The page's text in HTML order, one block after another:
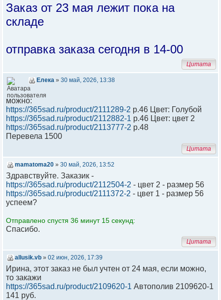
Заказ от 23 мая лежит пока на
складе
отправка заказа сегодня в 14-00
Цитата
Елека » 30 май, 2026, 13:38
можно:
https://365sad.ru/product/2111289-2 р.46 Цвет: Голубой
https://365sad.ru/product/2112882-1 р.46 Цвет: цвет 2
https://365sad.ru/product/2113777-2 р.48
Перевела 1500
Цитата
mamatoma20 » 30 май, 2026, 13:52
Здравствуйте. Заказик -
https://365sad.ru/product/2112504-2 - цвет 2 - размер 56
https://365sad.ru/product/2111372-2 - цвет 1 - размер 56
успеем?
Отправлено спустя 36 минут 15 секунд:
Спасибо.
Цитата
allusik.vb » 02 июн, 2026, 17:39
Ирина, этот заказ не был учтен от 24 мая, если можно,
то закажи
https://365sad.ru/product/2109620-1 Автополив 2109620-1
141 руб.